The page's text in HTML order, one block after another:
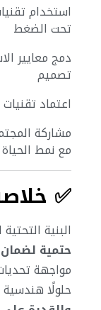
استخدام
تحت الضغط
دمج معايير
تصميم
اعتماد
مشاركة
مع نمط الحياة
✅
البنية
حتمية
مواجهة
حلولًا